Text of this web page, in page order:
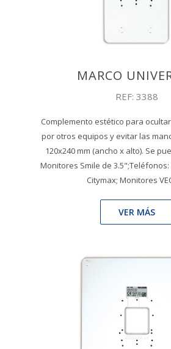
MARCO
REF: 3388
Complemento estético para
por otros equipos y evitar las
120x240 mm (ancho x alto). Se
Monitores Smile de 3.5";Teléfonos:
Citymax; Monitores
VER MÁS